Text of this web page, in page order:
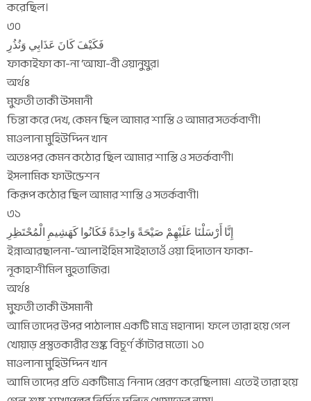
করেছিল।
৩০
فَكَيْفَ كَانَ عَذَابِي وَنُذُرِ
ফাকাইফা কা-না ‘আযা-বী ওয়ানুযুর।
অর্থঃ
মুফতী তাকী উসমানী
চিন্তা করে দেখ, কেমন ছিল আমার শাস্তি ও আমার সতর্কবাণী।
মাওলানা মুহিউদ্দিন খান
অতঃপর কেমন কঠোর ছিল আমার শাস্তি ও সতর্কবাণী।
ইসলামিক ফাউন্ডেশন
কিরূপ কঠোর ছিল আমার শাস্তি ও সতর্কবাণী।
৩১
إِنَّا أَرْسَلْنَا عَلَيْهِمْ صَيْحَةً وَاحِدَةً فَكَانُوا كَهَشِيمِ الْمُحْتَظِرِ
ইন্নাআরছালনা-‘আলাইহিম সাইহাতাওঁ ওয়া হিদাতান ফাকা-
নূকাহাশীমিল মুহতাজির।
অর্থঃ
মুফতী তাকী উসমানী
আমি তাদের উপর পাঠালাম একটি মাত্র মহানাদ। ফলে তারা হয়ে গেল
খোয়াড় প্রস্তুতকারীর শুষ্ক বিচূর্ণ কাঁটার মতো। ১০
মাওলানা মুহিউদ্দিন খান
আমি তাদের প্রতি একটিমাত্র নিনাদ প্রেরণ করেছিলাম। এতেই তারা হয়ে